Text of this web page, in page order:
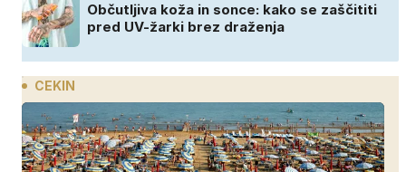
Občutljiva koža in sonce: kako se zaščititi
pred UV-žarki brez draženja
CEKIN